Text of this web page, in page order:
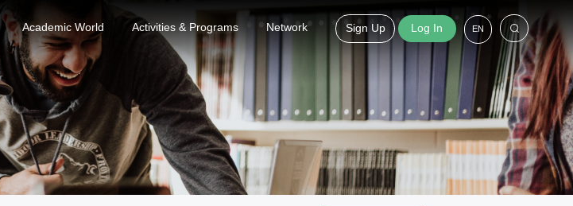
Academic World Activities & Programs Network Sign Up Log In EN